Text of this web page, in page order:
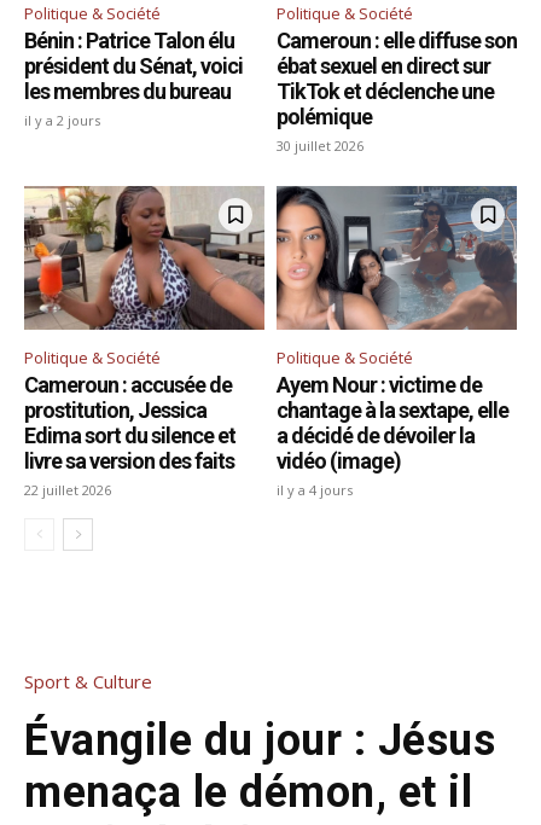
Politique & Société
Bénin : Patrice Talon élu
président du Sénat, voici
les membres du bureau
il y a 2 jours
Politique & Société
Cameroun : elle diffuse son
ébat sexuel en direct sur
TikTok et déclenche une
polémique
30 juillet 2026
Politique & Société
Cameroun : accusée de
prostitution, Jessica
Edima sort du silence et
livre sa version des faits
22 juillet 2026
Politique & Société
Ayem Nour : victime de
chantage à la sextape, elle
a décidé de dévoiler la
vidéo (image)
il y a 4 jours